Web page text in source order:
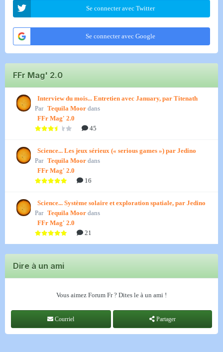
Se connecter avec Twitter
Se connecter avec Google
FFr Mag' 2.0
Interview du mois... Entretien avec January, par Titenath
Par Tequila Moor dans
FFr Mag' 2.0
45
Science... Les jeux sérieux (« serious games ») par Jedino
Par Tequila Moor dans
FFr Mag' 2.0
16
Science... Système solaire et exploration spatiale, par Jedino
Par Tequila Moor dans
FFr Mag' 2.0
21
Dire à un ami
Vous aimez Forum Fr ? Dites le à un ami !
Courriel Partager